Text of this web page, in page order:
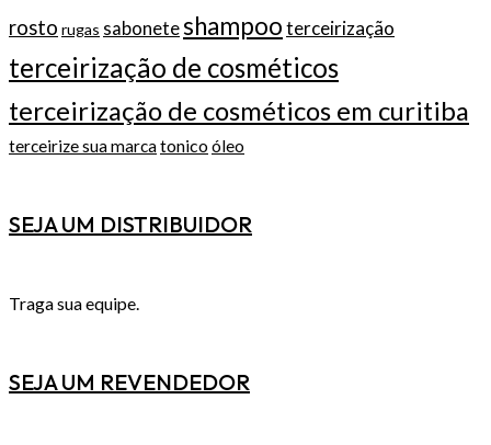
rosto rugas saboneteshampooterceirização
terceirização de cosméticos
terceirização de cosméticos em curitiba
terceirize sua marcatonico óleo
SEJA UM DISTRIBUIDOR
Traga sua equipe.
SEJA UM REVENDEDOR